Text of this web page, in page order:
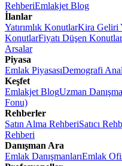
RehberiEmlakjet Blog
İlanlar
Yatırımlık KonutlarKira Geliri
KonutlarFiyatı Düşen Konutlar
Arsalar
Piyasa
Emlak PiyasasıDemografi
Keşfet
Emlakjet BlogUzman
Fonu)
Rehberler
Satın Alma RehberiSatıcı
Rehberi
Danışman Ara
Emlak DanışmanlarıEmlak